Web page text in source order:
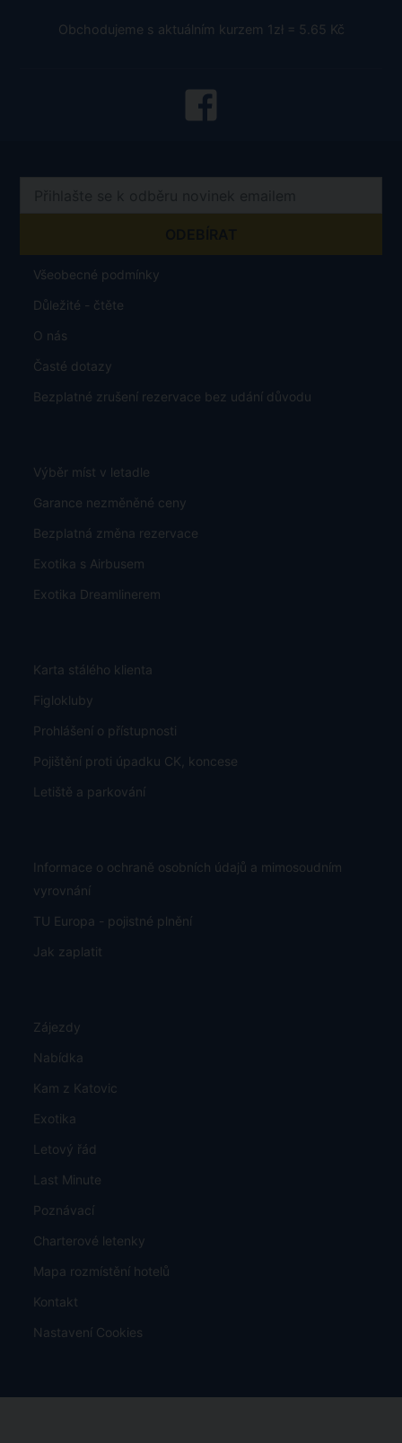
Obchodujeme s aktuálním kurzem 1zł = 5.65 Kč
Všeobecné podmínky
Důležité - čtěte
O nás
Časté dotazy
Bezplatné zrušení rezervace bez udání důvodu
Výběr míst v letadle
Garance nezměněné ceny
Bezplatná změna rezervace
Exotika s Airbusem
Exotika Dreamlinerem
Karta stálého klienta
Figlokluby
Prohlášení o přístupnosti
Pojištění proti úpadku CK, koncese
Letiště a parkování
Informace o ochraně osobních údajů a mimosoudním
vyrovnání
TU Europa - pojistné plnění
Jak zaplatit
Zájezdy
Nabídka
Kam z Katovic
Exotika
Letový řád
Last Minute
Poznávací
Charterové letenky
Mapa rozmístění hotelů
Kontakt
Nastavení Cookies